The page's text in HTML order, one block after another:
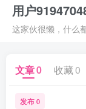
用户
这家伙很懒，什么
文章0 收藏 0
发布 0